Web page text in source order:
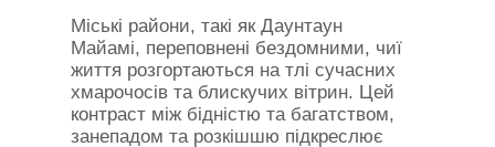
Міські райони, такі як Даунтаун
Майамі, переповнені бездомними, чиї
життя розгортаються на тлі сучасних
хмарочосів та блискучих вітрин. Цей
контраст між бідністю та багатством,
занепадом та розкішшю підкреслює